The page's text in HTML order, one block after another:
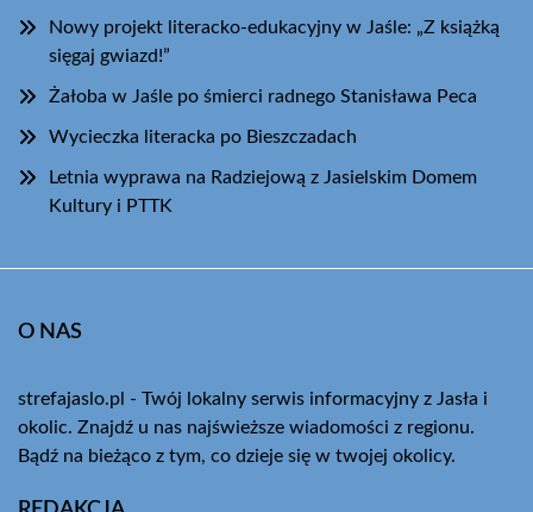
Nowy projekt literacko-edukacyjny w Jaśle: „Z książką
sięgaj gwiazd!”
Żałoba w Jaśle po śmierci radnego Stanisława Peca
Wycieczka literacka po Bieszczadach
Letnia wyprawa na Radziejową z Jasielskim Domem
Kultury i PTTK
O NAS
strefajaslo.pl - Twój lokalny serwis informacyjny z Jasła i
okolic. Znajdź u nas najświeższe wiadomości z regionu.
Bądź na bieżąco z tym, co dzieje się w twojej okolicy.